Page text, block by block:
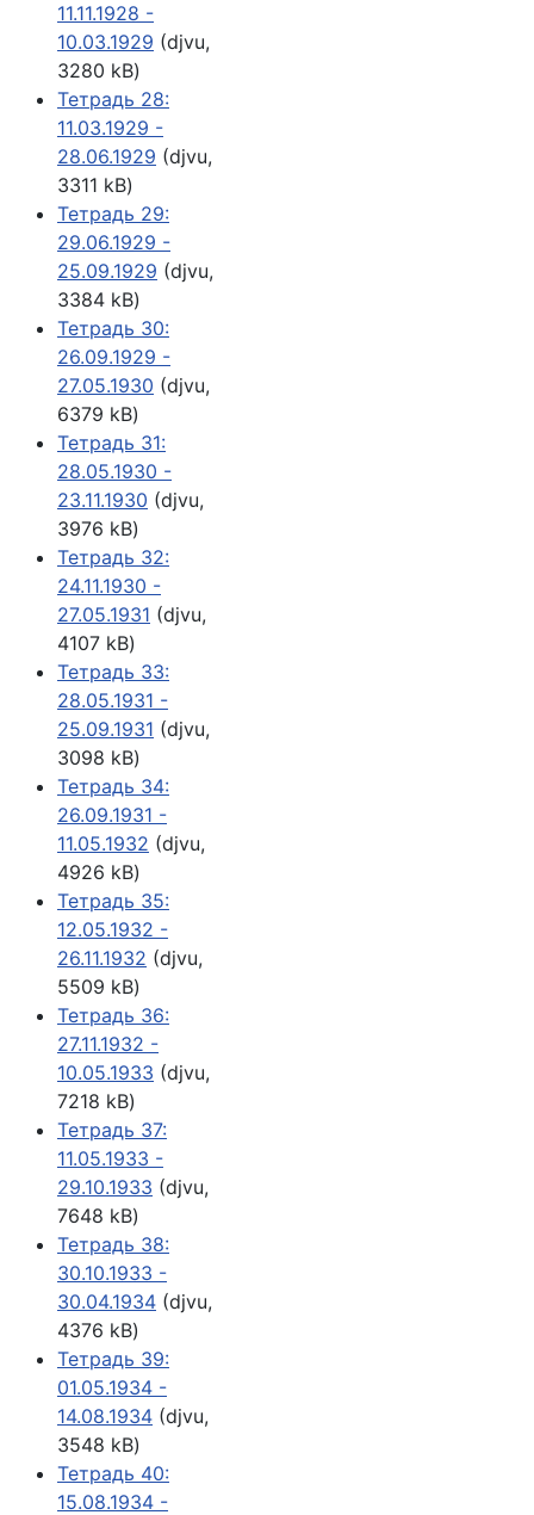
11.11.1928 -
10.03.1929 (djvu,
3280 kB)
Тетрадь 28:
11.03.1929 -
28.06.1929 (djvu,
3311 kB)
Тетрадь 29:
29.06.1929 -
25.09.1929 (djvu,
3384 kB)
Тетрадь 30:
26.09.1929 -
27.05.1930 (djvu,
6379 kB)
Тетрадь 31:
28.05.1930 -
23.11.1930 (djvu,
3976 kB)
Тетрадь 32:
24.11.1930 -
27.05.1931 (djvu,
4107 kB)
Тетрадь 33:
28.05.1931 -
25.09.1931 (djvu,
3098 kB)
Тетрадь 34:
26.09.1931 -
11.05.1932 (djvu,
4926 kB)
Тетрадь 35:
12.05.1932 -
26.11.1932 (djvu,
5509 kB)
Тетрадь 36:
27.11.1932 -
10.05.1933 (djvu,
7218 kB)
Тетрадь 37:
11.05.1933 -
29.10.1933 (djvu,
7648 kB)
Тетрадь 38:
30.10.1933 -
30.04.1934 (djvu,
4376 kB)
Тетрадь 39:
01.05.1934 -
14.08.1934 (djvu,
3548 kB)
Тетрадь 40:
15.08.1934 -